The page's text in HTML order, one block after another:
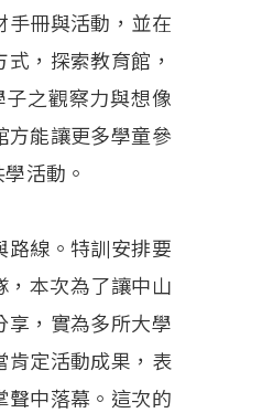
手冊與活動，並在
，探索教育館，
之觀察力與想像
方能讓更多學童參
活動。
路線。特訓安排要
，本次為了讓中山
享，實為多所大學
肯定活動成果，表
聲中落幕。這次的